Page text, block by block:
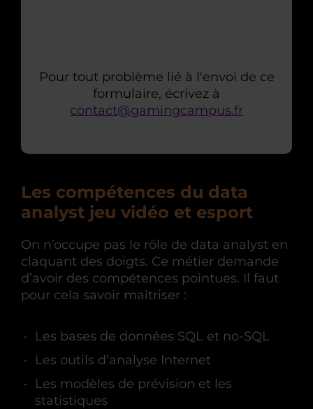
Pour tout problème lié à l'envoi de ce
formulaire, écrivez à
contact@gamingcampus.fr
Les compétences du data
analyst jeu vidéo et esport
On n’occupe pas le rôle de data analyst en
claquant des doigts. Ce métier demande
d’avoir des compétences pointues. Il faut
pour cela savoir maîtriser :
Les bases de données SQL et no-SQL
Les outils d’analyse Internet
Les modèles de prévision et les
statistiques